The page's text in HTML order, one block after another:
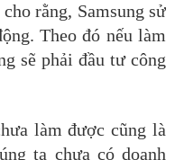
rằng, Samsung sử
Theo đó nếu làm
sẽ phải đầu tư công
làm được cũng là
ta chưa có doanh